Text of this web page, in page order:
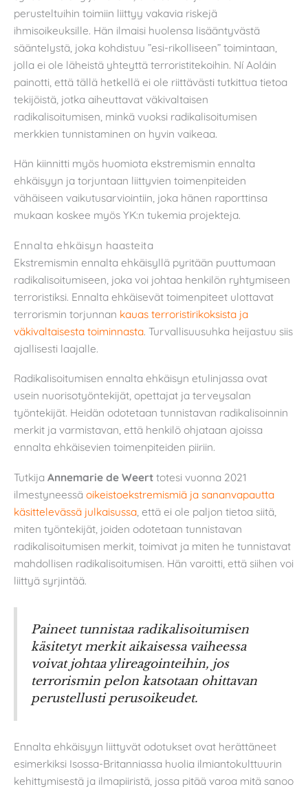
perusteltuihin toimiin liittyy vakavia riskejä
ihmisoikeuksille. Hän ilmaisi huolensa lisääntyvästä
sääntelystä, joka kohdistuu ”esi-rikolliseen” toimintaan,
jolla ei ole läheistä yhteyttä terroristitekoihin. Ní Aoláin
painotti, että tällä hetkellä ei ole riittävästi tutkittua tietoa
tekijöistä, jotka aiheuttavat väkivaltaisen
radikalisoitumisen, minkä vuoksi radikalisoitumisen
merkkien tunnistaminen on hyvin vaikeaa.
Hän kiinnitti myös huomiota ekstremismin ennalta
ehkäisyyn ja torjuntaan liittyvien toimenpiteiden
vähäiseen vaikutusarviointiin, joka hänen raporttinsa
mukaan koskee myös YK:n tukemia projekteja.
Ennalta ehkäisyn haasteita
Ekstremismin ennalta ehkäisyllä pyritään puuttumaan
radikalisoitumiseen, joka voi johtaa henkilön ryhtymiseen
terroristiksi. Ennalta ehkäisevät toimenpiteet ulottavat
terrorismin torjunnan kauas terroristirikoksista ja
väkivaltaisesta toiminnasta. Turvallisuusuhka heijastuu siis
ajallisesti laajalle.
Radikalisoitumisen ennalta ehkäisyn etulinjassa ovat
usein nuorisotyöntekijät, opettajat ja terveysalan
työntekijät. Heidän odotetaan tunnistavan radikalisoinnin
merkit ja varmistavan, että henkilö ohjataan ajoissa
ennalta ehkäisevien toimenpiteiden piiriin.
Tutkija Annemarie de Weert totesi vuonna 2021
ilmestyneessä oikeistoekstremismiä ja sananvapautta
käsittelevässä julkaisussa, että ei ole paljon tietoa siitä,
miten työntekijät, joiden odotetaan tunnistavan
radikalisoitumisen merkit, toimivat ja miten he tunnistavat
mahdollisen radikalisoitumisen. Hän varoitti, että siihen voi
liittyä syrjintää.
Paineet tunnistaa radikalisoitumisen
käsitetyt merkit aikaisessa vaiheessa
voivat johtaa ylireagointeihin, jos
terrorismin pelon katsotaan ohittavan
perustellusti perusoikeudet.
Ennalta ehkäisyyn liittyvät odotukset ovat herättäneet
esimerkiksi Isossa-Britanniassa huolia ilmiantokulttuurin
kehittymisestä ja ilmapiiristä, jossa pitää varoa mitä sanoo